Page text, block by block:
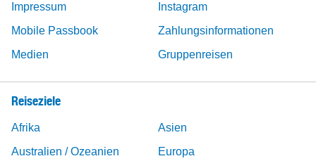
Impressum
Instagram
Mobile Passbook
Zahlungsinformationen
Medien
Gruppenreisen
Reiseziele
Afrika
Asien
Australien / Ozeanien
Europa